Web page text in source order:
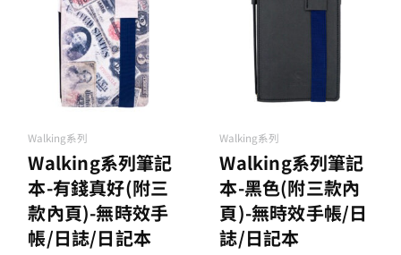
Walking系列
Walking系列筆記
本-有錢真好(附三
款內頁)-無時效手
帳/日誌/日記本
Walking系列
Walking系列筆記
本-黑色(附三款內
頁)-無時效手帳/日
誌/日記本